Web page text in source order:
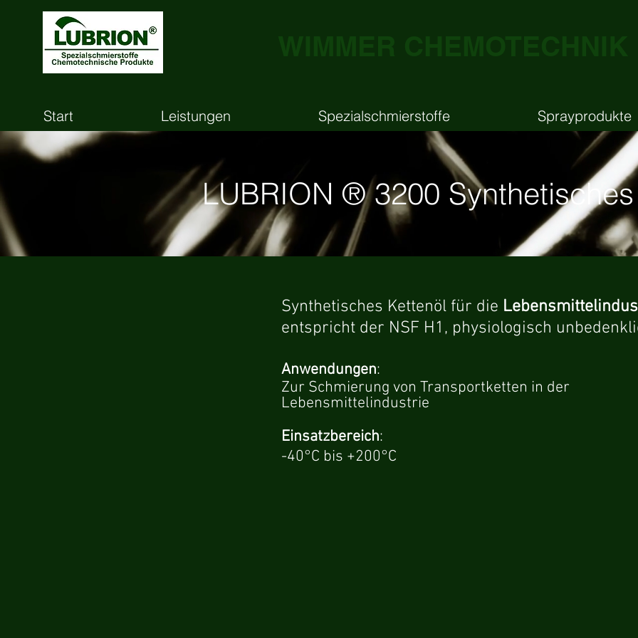
Start Leistungen Spezialschmierstoffe Sprayprodukte
LUBRION ® 3200
Synthetisches Kettenöl für die
entspricht der NSF H1, physiologisch
Anwendungen:
Zur Schmierung von Transportketten in der
Lebensmittelindustrie
Einsatzbereich:
-40°C bis +200°C